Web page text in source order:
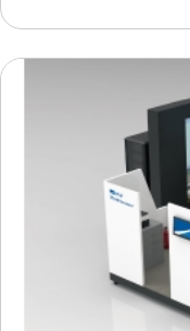
Diamond DA40、